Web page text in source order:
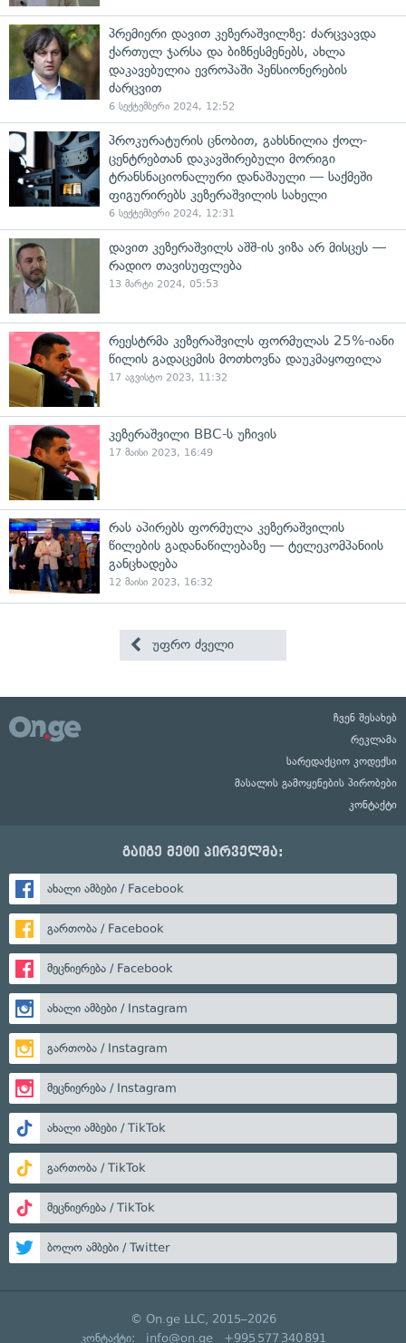
პრემიერი დავით კეზერაშვილზე: ძარცვავდა
ქართულ ჯარსა და ბიზნესმენებს, ახლა
დაკავებულია ევროპაში პენსიონერების
ძარცვით
6 სექტემბერი 2024, 12:52
პროკურატურის ცნობით, გახსნილია ქოლ-
ცენტრებთან დაკავშირებული მორიგი
ტრანსნაციონალური დანაშაული — საქმეში
ფიგურირებს კეზერაშვილის სახელი
6 სექტემბერი 2024, 12:31
დავით კეზერაშვილს აშშ-ის ვიზა არ მისცეს —
რადიო თავისუფლება
13 მარტი 2024, 05:53
რეესტრმა კეზერაშვილს ფორმულას 25%-იანი
წილის გადაცემის მოთხოვნა დაუკმაყოფილა
17 აგვისტო 2023, 11:32
კეზერაშვილი BBC-ს უჩივის
17 მაისი 2023, 16:49
რას აპირებს ფორმულა კეზერაშვილის
წილების გადანაწილებაზე — ტელეკომპანიის
განცხადება
12 მაისი 2023, 16:32
უფრო ძველი
ჩვენ შესახებ
რეკლამა
სარედაქციო კოდექსი
მასალის გამოყენების პირობები
კონტაქტი
გაიგე მეტი პირველმა:
ახალი ამბები / Facebook
გართობა / Facebook
მეცნიერება / Facebook
ახალი ამბები / Instagram
გართობა / Instagram
მეცნიერება / Instagram
ახალი ამბები / TikTok
გართობა / TikTok
მეცნიერება / TikTok
ბოლო ამბები / Twitter
© On.ge LLC, 2015–2026
კონტაქტი: info@on.ge +995 577 340 891